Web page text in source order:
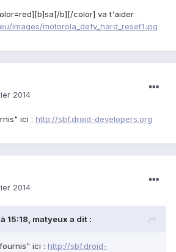
b][/color] va t'aider
images/motorola_defy_hard_reset1.jpg
2014
ici : http://sbf.droid-developers.org
2014
15:18, matyeux a dit :
ici : http://sbf.droid-